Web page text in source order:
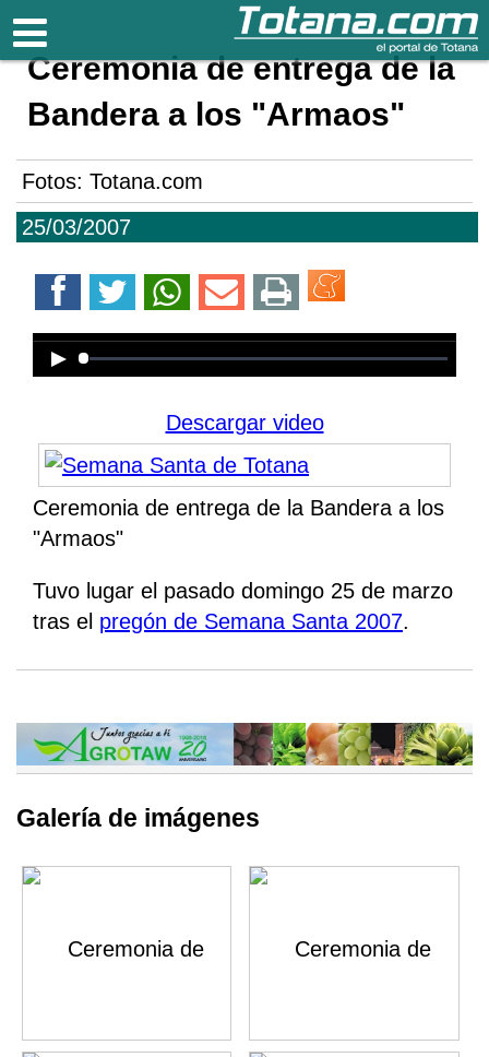
Totana.com
25/03/2007
Ceremonia de entrega de la
Bandera a los "Armaos"
Fotos: Totana.com
Error loading media: File could not
be played
Descargar video
Ceremonia de entrega de la Bandera a los
"Armaos"
Tuvo lugar el pasado domingo 25 de marzo
tras el pregón de Semana Santa 2007.
Galería de imágenes